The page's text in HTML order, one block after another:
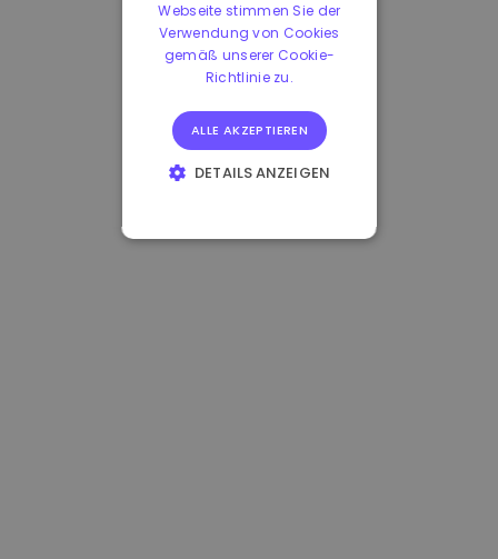
Webseite stimmen Sie der
Verwendung von Cookies
gemäß unserer Cookie-
Richtlinie zu.
ALLE AKZEPTIEREN
DETAILS ANZEIGEN